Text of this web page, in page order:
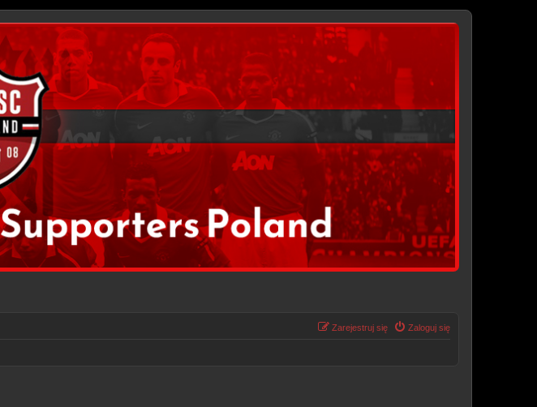
Zaloguj się
Zarejestruj się